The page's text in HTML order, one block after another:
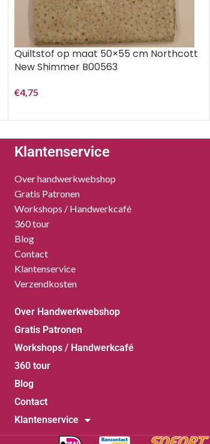
Quiltstof op maat 50×55 cm Northcott
New Shimmer B00563
€4,75
Klantenservice
Over handwerkwebshop
Gratis Patronen
Workshops / Handwerkcafé
360 tour
Blog
Contact
Klantenservice
Verzendkosten
Over Handwerkwebshop
Gratis Patronen
Workshops / Handwerkcafé
360 tour
Blog
Contact
Klantenservice